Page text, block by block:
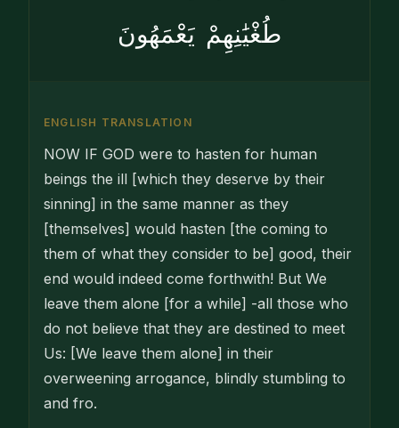
طُغْيَٰنِهِمْ يَعْمَهُونَ
ENGLISH TRANSLATION
NOW IF GOD were to hasten for human
beings the ill [which they deserve by their
sinning] in the same manner as they
[themselves] would hasten [the coming to
them of what they consider to be] good, their
end would indeed come forthwith! But We
leave them alone [for a while] -all those who
do not believe that they are destined to meet
Us: [We leave them alone] in their
overweening arrogance, blindly stumbling to
and fro.